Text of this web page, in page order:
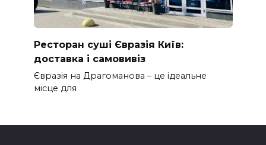
Ресторан суші Євразія Київ:
доставка і самовивіз
Євразія на Драгоманова – це ідеальне
місце для